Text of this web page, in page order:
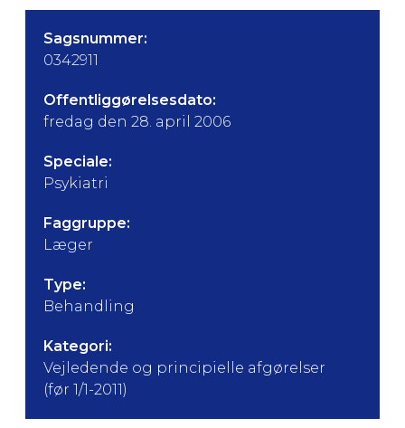
Sagsnummer:
0342911
Offentliggørelsesdato:
fredag den 28. april 2006
Speciale:
Psykiatri
Faggruppe:
Læger
Type:
Behandling
Kategori:
Vejledende og principielle afgørelser
(før 1/1-2011)